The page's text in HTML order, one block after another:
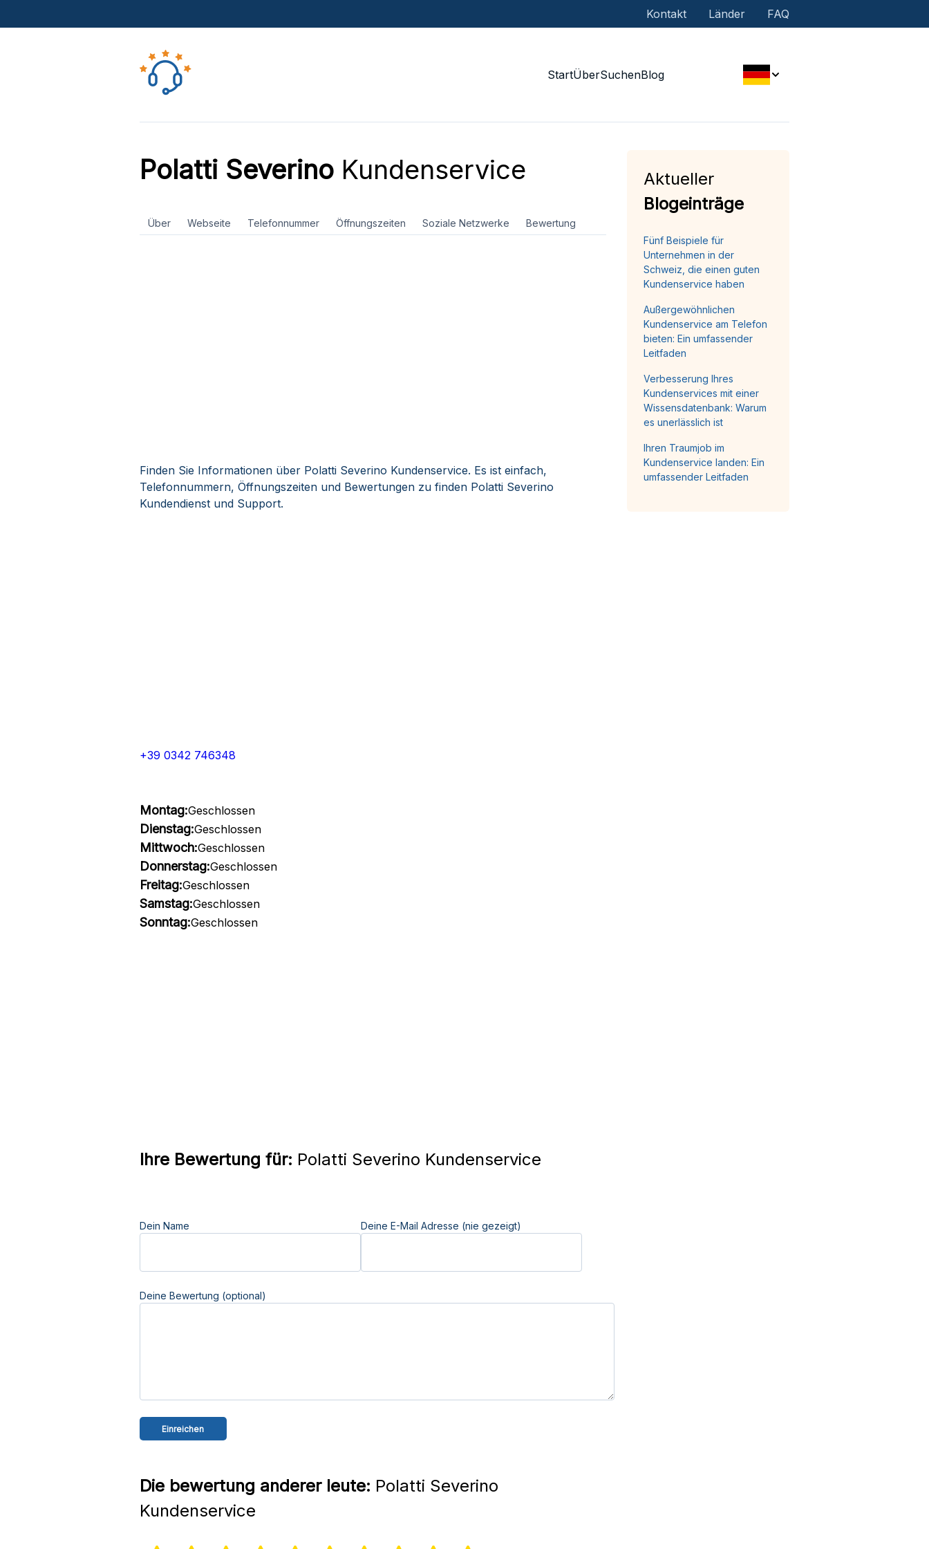
Kontakt Länder FAQ
StartÜberSuchenBlog
Polatti SeverinoKundenservice
Über Webseite Telefonnummer Öffnungszeiten Soziale Netzwerke Bewertung
Finden Sie Informationen über Polatti Severino Kundenservice. Es ist einfach,
Telefonnummern, Öffnungszeiten und Bewertungen zu finden Polatti Severino
Kundendienst und Support.
+39 0342 746348
Montag:Geschlossen
Dienstag:Geschlossen
Mittwoch:Geschlossen
Donnerstag:Geschlossen
Freitag:Geschlossen
Samstag:Geschlossen
Sonntag:Geschlossen
Ihre Bewertung für: Polatti Severino Kundenservice
Dein Name Deine E-Mail Adresse (nie gezeigt)
Deine Bewertung (optional)
Die bewertung anderer leute: Polatti Severino
Kundenservice
Aktueller
Blogeinträge
Fünf Beispiele für
Unternehmen in der
Schweiz, die einen guten
Kundenservice haben
Außergewöhnlichen
Kundenservice am Telefon
bieten: Ein umfassender
Leitfaden
Verbesserung Ihres
Kundenservices mit einer
Wissensdatenbank: Warum
es unerlässlich ist
Ihren Traumjob im
Kundenservice landen: Ein
umfassender Leitfaden